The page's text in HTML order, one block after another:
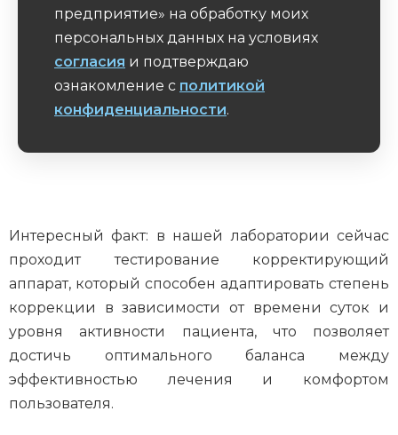
предприятие» на обработку моих
персональных данных на условиях
согласия и подтверждаю
ознакомление с политикой
конфиденциальности.
Интересный факт: в нашей лаборатории сейчас
проходит тестирование корректирующий
аппарат, который способен адаптировать степень
коррекции в зависимости от времени суток и
уровня активности пациента, что позволяет
достичь оптимального баланса между
эффективностью лечения и комфортом
пользователя.